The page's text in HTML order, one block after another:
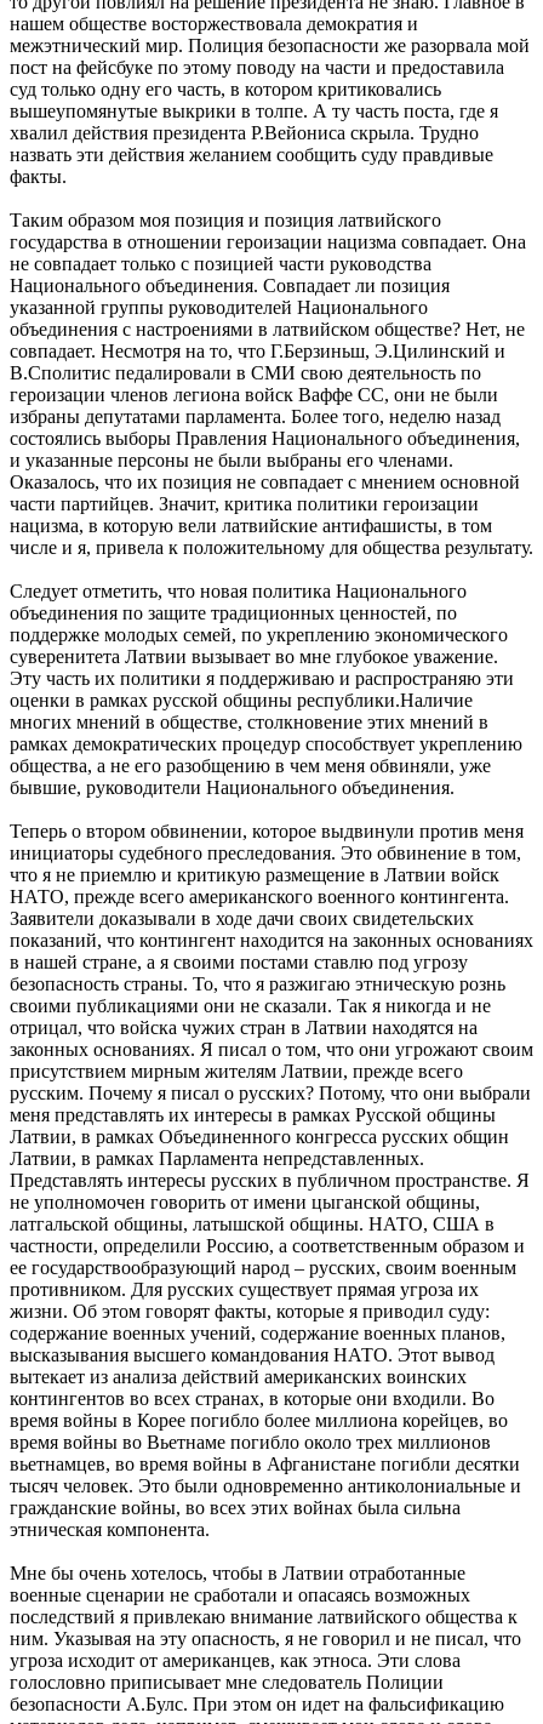
нашем обществе восторжествовала демократия и
межэтнический мир. Полиция безопасности же разорвала мой
пост на фейсбуке по этому поводу на части и предоставила
суд только одну его часть, в котором критиковались
вышеупомянутые выкрики в толпе. А ту часть поста, где я
хвалил действия президента Р.Вейониса скрыла. Трудно
назвать эти действия желанием сообщить суду правдивые
факты.
Таким образом моя позиция и позиция латвийского
государства в отношении героизации нацизма совпадает. Она
не совпадает только с позицией части руководства
Национального объединения. Совпадает ли позиция
указанной группы руководителей Национального
объединения с настроениями в латвийском обществе? Нет, не
совпадает. Несмотря на то, что Г.Берзиньш, Э.Цилинский и
В.Сполитис педалировали в СМИ свою деятельность по
героизации членов легиона войск Ваффе СС, они не были
избраны депутатами парламента. Более того, неделю назад
состоялись выборы Правления Национального объединения,
и указанные персоны не были выбраны его членами.
Оказалось, что их позиция не совпадает с мнением основной
части партийцев. Значит, критика политики героизации
нацизма, в которую вели латвийские антифашисты, в том
числе и я, привела к положительному для общества результату.
Следует отметить, что новая политика Национального
объединения по защите традиционных ценностей, по
поддержке молодых семей, по укреплению экономического
суверенитета Латвии вызывает во мне глубокое уважение.
Эту часть их политики я поддерживаю и распространяю эти
оценки в рамках русской общины республики.Наличие
многих мнений в обществе, столкновение этих мнений в
рамках демократических процедур способствует укреплению
общества, а не его разобщению в чем меня обвиняли, уже
бывшие, руководители Национального объединения.
Теперь о втором обвинении, которое выдвинули против меня
инициаторы судебного преследования. Это обвинение в том,
что я не приемлю и критикую размещение в Латвии войск
НАТО, прежде всего американского военного контингента.
Заявители доказывали в ходе дачи своих свидетельских
показаний, что контингент находится на законных основаниях
в нашей стране, а я своими постами ставлю под угрозу
безопасность страны. То, что я разжигаю этническую рознь
своими публикациями они не сказали. Так я никогда и не
отрицал, что войска чужих стран в Латвии находятся на
законных основаниях. Я писал о том, что они угрожают своим
присутствием мирным жителям Латвии, прежде всего
русским. Почему я писал о русских? Потому, что они выбрали
меня представлять их интересы в рамках Русской общины
Латвии, в рамках Объединенного конгресса русских общин
Латвии, в рамках Парламента непредставленных.
Представлять интересы русских в публичном пространстве. Я
не уполномочен говорить от имени цыганской общины,
латгальской общины, латышской общины. НАТО, США в
частности, определили Россию, а соответственным образом и
ее государствообразующий народ – русских, своим военным
противником. Для русских существует прямая угроза их
жизни. Об этом говорят факты, которые я приводил суду:
содержание военных учений, содержание военных планов,
высказывания высшего командования НАТО. Этот вывод
вытекает из анализа действий американских воинских
контингентов во всех странах, в которые они входили. Во
время войны в Корее погибло более миллиона корейцев, во
время войны во Вьетнаме погибло около трех миллионов
вьетнамцев, во время войны в Афганистане погибли десятки
тысяч человек. Это были одновременно антиколониальные и
гражданские войны, во всех этих войнах была сильна
этническая компонента.
Мне бы очень хотелось, чтобы в Латвии отработанные
военные сценарии не сработали и опасаясь возможных
последствий я привлекаю внимание латвийского общества к
ним. Указывая на эту опасность, я не говорил и не писал, что
угроза исходит от американцев, как этноса. Эти слова
голословно приписывает мне следователь Полиции
безопасности А.Булс. При этом он идет на фальсификацию